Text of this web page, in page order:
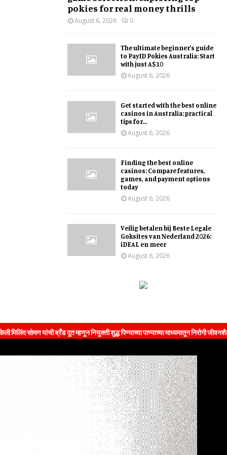
pokies for real money thrills
August 6, 2026 0
The ultimate beginner’s guide
to PayID Pokies Australia: Start
with just A$10
August 6, 2026
Get started with the best online
casinos in Australia: practical
tips for...
August 6, 2026
Finding the best online
casinos: Compare features,
games, and payment options
today
August 6, 2026
Veilig betalen bij Beste Legale
Goksites van Nederland 2026:
iDEAL en meer
August 6, 2026
सोमण यांची ब्रँड दूत म्हणून नियुक्ती शुद्ध पिण्याच्या पाण्याच्या माध्यमातून निरोगी जीवनशैलीचा